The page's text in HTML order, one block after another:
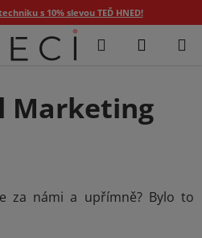
s 10% slevou TEĎ HNED!
Hledat
Marketing
za námi a upřímně? Bylo to